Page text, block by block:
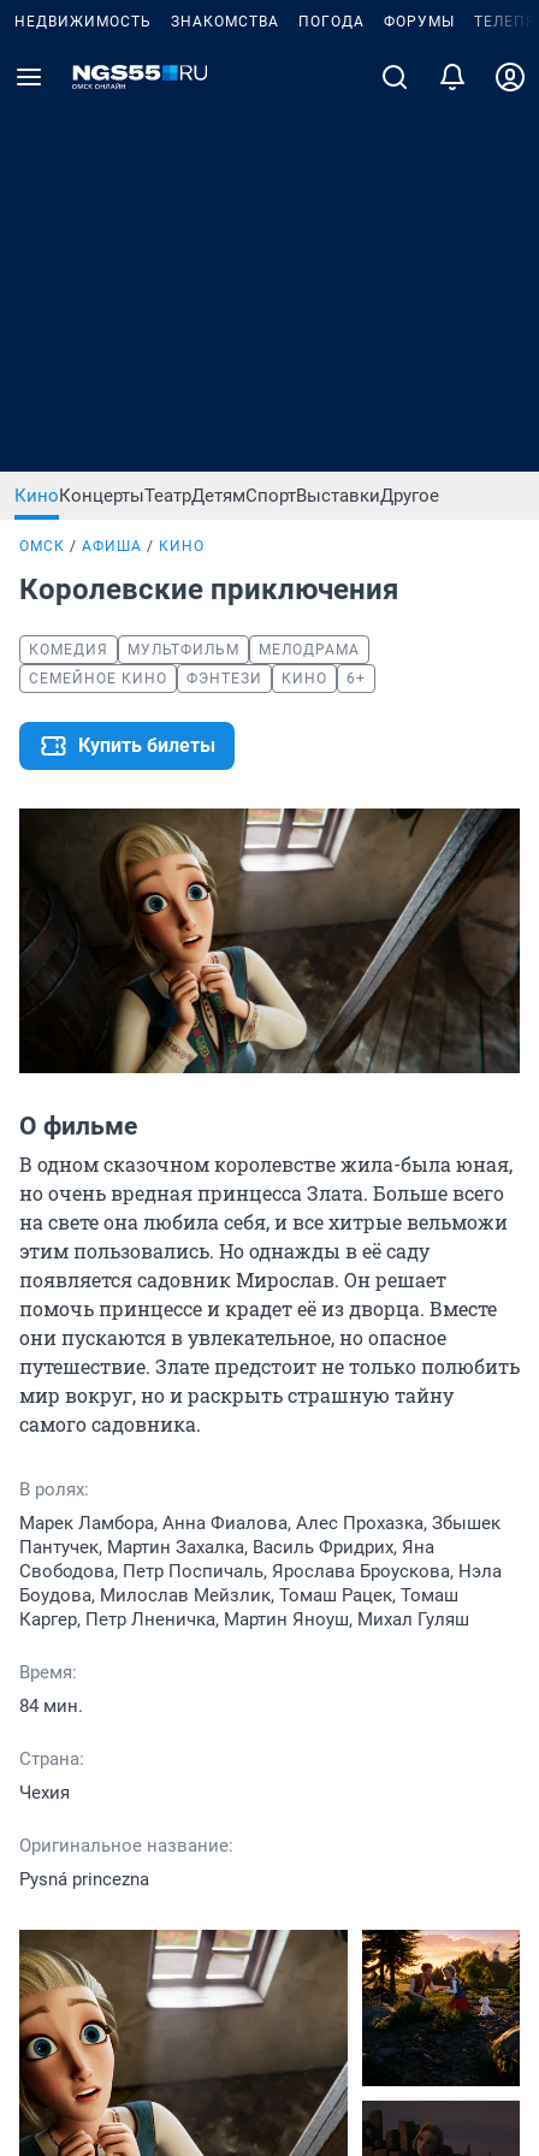
НЕДВИЖИМОСТЬ ЗНАКОМСТВА ПОГОДА ФОРУМЫ
КиноКонцертыТеатрДетямСпортВыставкиДругое
ОМСК АФИША КИНО
Королевские приключения
КОМЕДИЯ МУЛЬТФИЛЬМ
МЕЛОДРАМА
СЕМЕЙНОЕ КИНО
ФЭНТЕЗИ КИНО 6+
Купить билеты
О фильме
В одном сказочном королевстве жила-была юная,
но очень вредная принцесса Злата. Больше всего
на свете она любила себя, и все хитрые вельможи
этим пользовались. Но однажды в её саду
появляется садовник Мирослав. Он решает
помочь принцессе и крадет её из дворца. Вместе
они пускаются в увлекательное, но опасное
путешествие. Злате предстоит не только полюбить
мир вокруг, но и раскрыть страшную тайну
самого садовника.
В ролях:
Марек Ламбора, Анна Фиалова, Алес Прохазка, Збышек
Пантучек, Мартин Захалка, Василь Фридрих, Яна
Свободова, Петр Поспичаль, Ярослава Броускова, Нэла
Боудова, Милослав Мейзлик, Томаш Рацек, Томаш
Каргер, Петр Лненичка, Мартин Яноуш, Михал Гуляш
Время:
84 мин.
Страна:
Чехия
Оригинальное название:
Pysná princezna